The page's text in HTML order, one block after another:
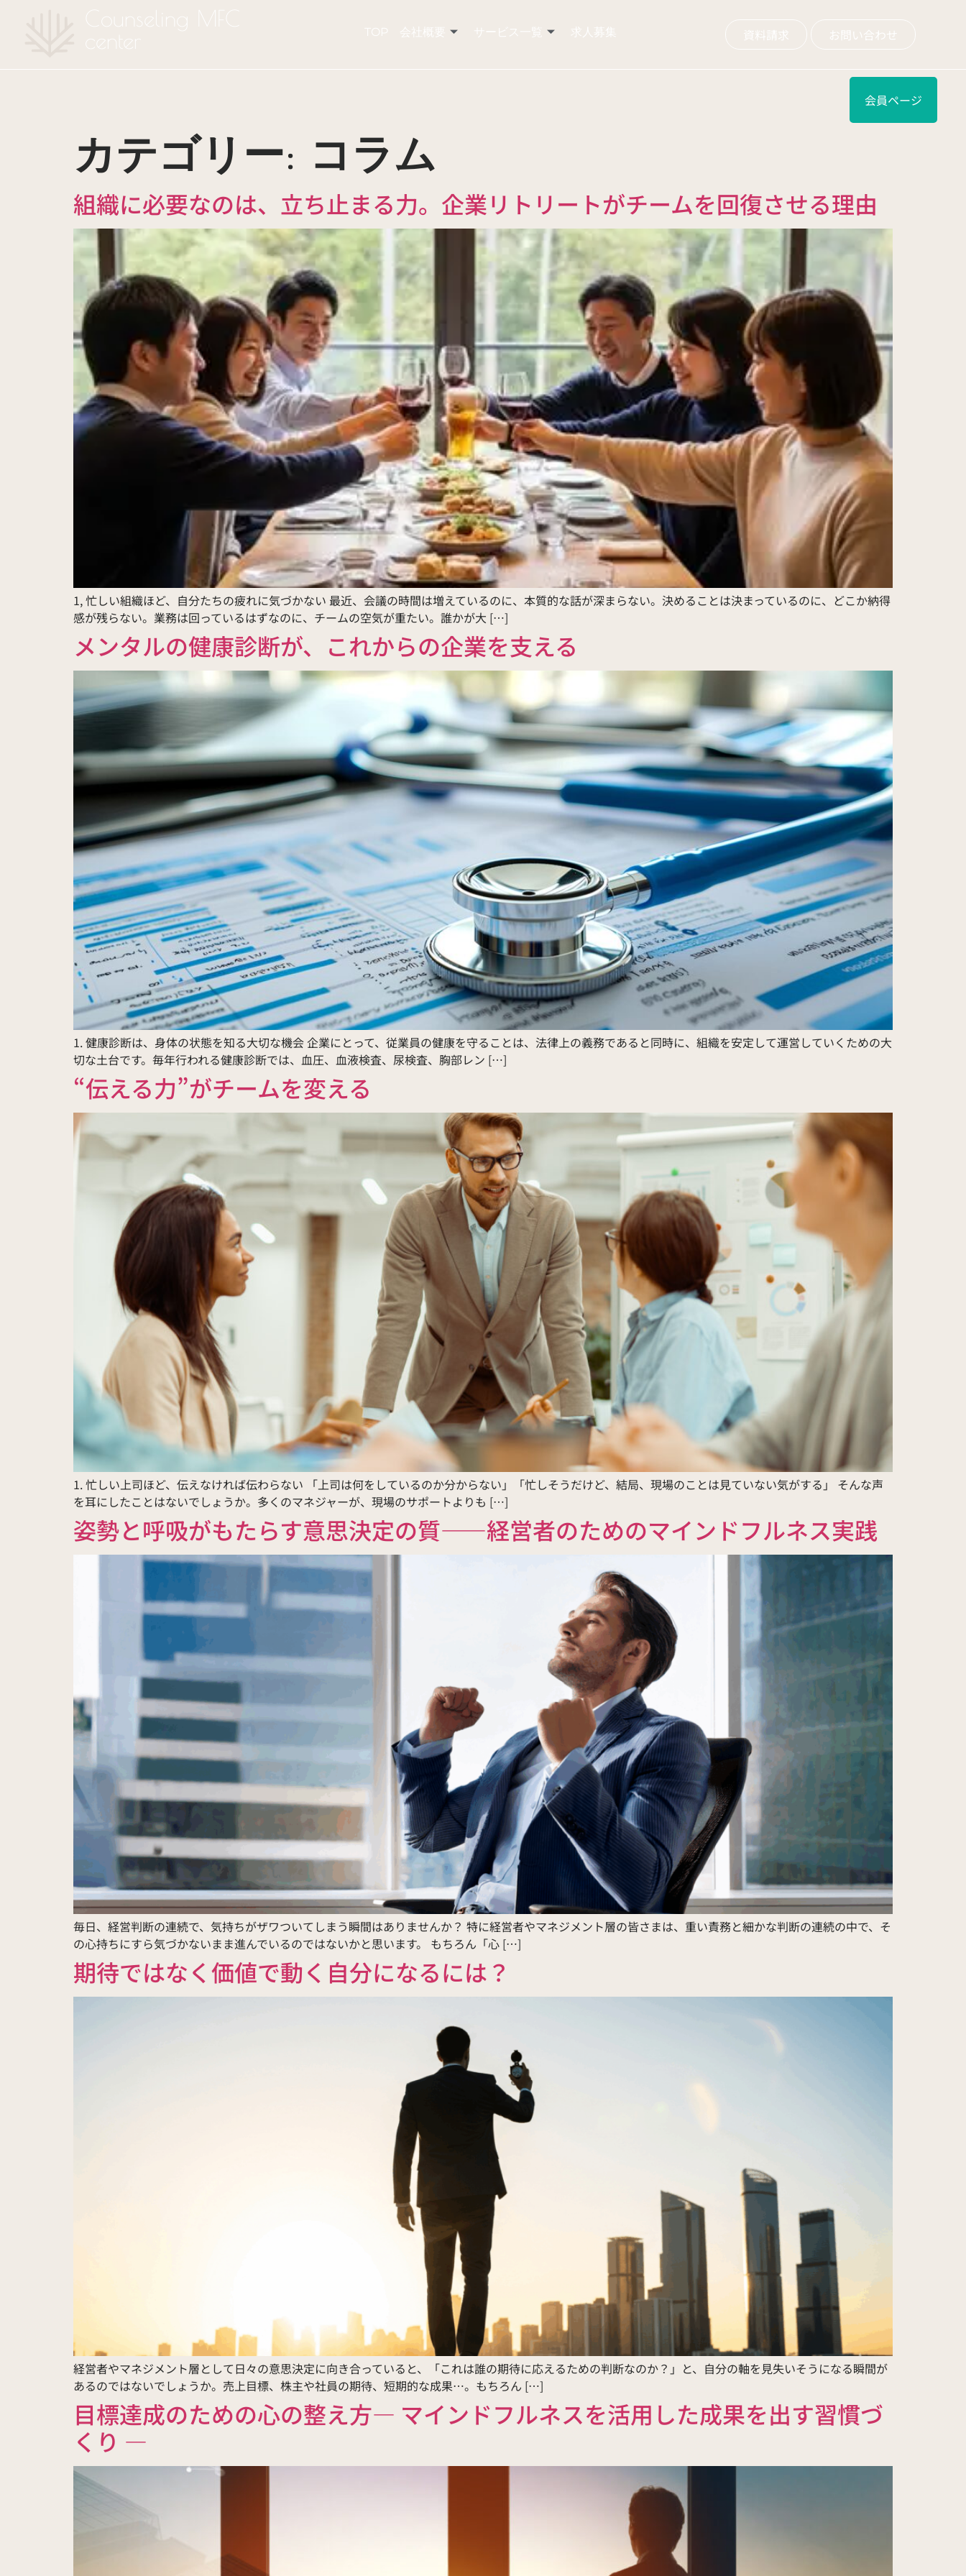
Counseling MFC
center
TOP 会社概要 サービス一覧 求人募集 資料請求 お問い合わせ
会員ページ
カテゴリー: コラム
組織に必要なのは、立ち止まる力。企業リトリートがチームを回復させる理由
1, 忙しい組織ほど、自分たちの疲れに気づかない 最近、会議の時間は増えているのに、本質的な話が深まらない。決めることは決まっているのに、どこか納得
感が残らない。業務は回っているはずなのに、チームの空気が重たい。誰かが大 […]
メンタルの健康診断が、これからの企業を支える
1. 健康診断は、身体の状態を知る大切な機会 企業にとって、従業員の健康を守ることは、法律上の義務であると同時に、組織を安定して運営していくための大
切な土台です。毎年行われる健康診断では、血圧、血液検査、尿検査、胸部レン […]
“伝える力”がチームを変える
1. 忙しい上司ほど、伝えなければ伝わらない 「上司は何をしているのか分からない」「忙しそうだけど、結局、現場のことは見ていない気がする」 そんな声
を耳にしたことはないでしょうか。多くのマネジャーが、現場のサポートよりも […]
姿勢と呼吸がもたらす意思決定の質――経営者のためのマインドフルネス実践
毎日、経営判断の連続で、気持ちがザワついてしまう瞬間はありませんか？ 特に経営者やマネジメント層の皆さまは、重い責務と細かな判断の連続の中で、そ
の心持ちにすら気づかないまま進んでいるのではないかと思います。 もちろん「心 […]
期待ではなく価値で動く自分になるには？
経営者やマネジメント層として日々の意思決定に向き合っていると、「これは誰の期待に応えるための判断なのか？」と、自分の軸を見失いそうになる瞬間が
あるのではないでしょうか。売上目標、株主や社員の期待、短期的な成果…。もちろん […]
目標達成のための心の整え方― マインドフルネスを活用した成果を出す習慣づ
くり ―